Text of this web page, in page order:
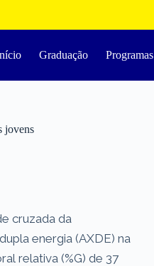
Graduação Programas
jovens
cruzada da
energia (AXDE) na
relativa (%G) de 37